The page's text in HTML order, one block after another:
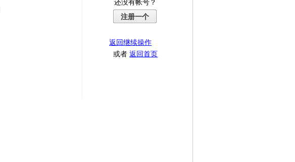
还没有帐号？
注册一个
返回继续操作
或者返回首页